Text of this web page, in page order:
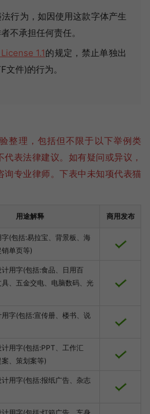
行为，如因使用这款字体产生
不承担任何责任。
1.1的规定，禁止单独出
件)的行为。
整理，包括但不限于以下举例类
表法律建议。如有疑问或异议，
询专业律师。下表中未知项代表猫
用途解释 商用发布
(包括:易拉宝、背景板、海
单页等)
计用字(包括:食品、日用百
、五金交电、电脑数码、光
字(包括:宣传册、楼书、说
计用字(包括:PPT、工作汇
、策划案等)
用字(包括:报纸广告、杂志